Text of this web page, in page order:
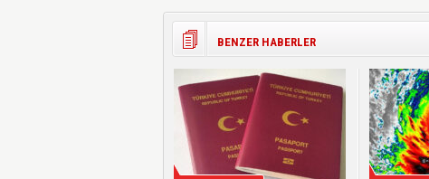
BENZER HABERLER